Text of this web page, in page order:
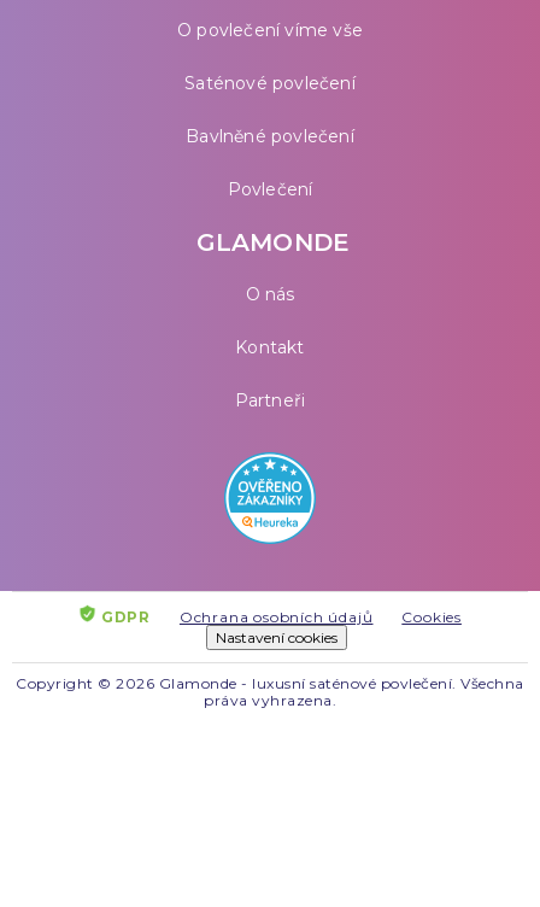
O povlečení víme vše
Saténové povlečení
Bavlněné povlečení
Povlečení
GLAMONDE
O nás
Kontakt
Partneři
GDPR Ochrana osobních údajů
Cookies
Nastavení cookies
Copyright © 2026 Glamonde - luxusní saténové povlečení. Všechna
práva vyhrazena.